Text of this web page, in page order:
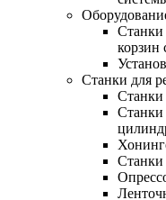
Станки
корзин
Станки для
Станки
Станки